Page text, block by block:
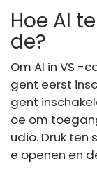
Hoe AI
de?
Om AI in VS -
gent eerst
gent
oe om
udio. Druk ten
e openen en